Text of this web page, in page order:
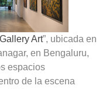
Art”, ubicada en
en Bengaluru,
espacios
de la escena